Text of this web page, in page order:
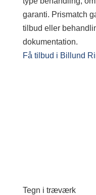
garanti. Prismatch
tilbud eller
dokumentation.
Få tilbud i Billund
Tegn i træværk